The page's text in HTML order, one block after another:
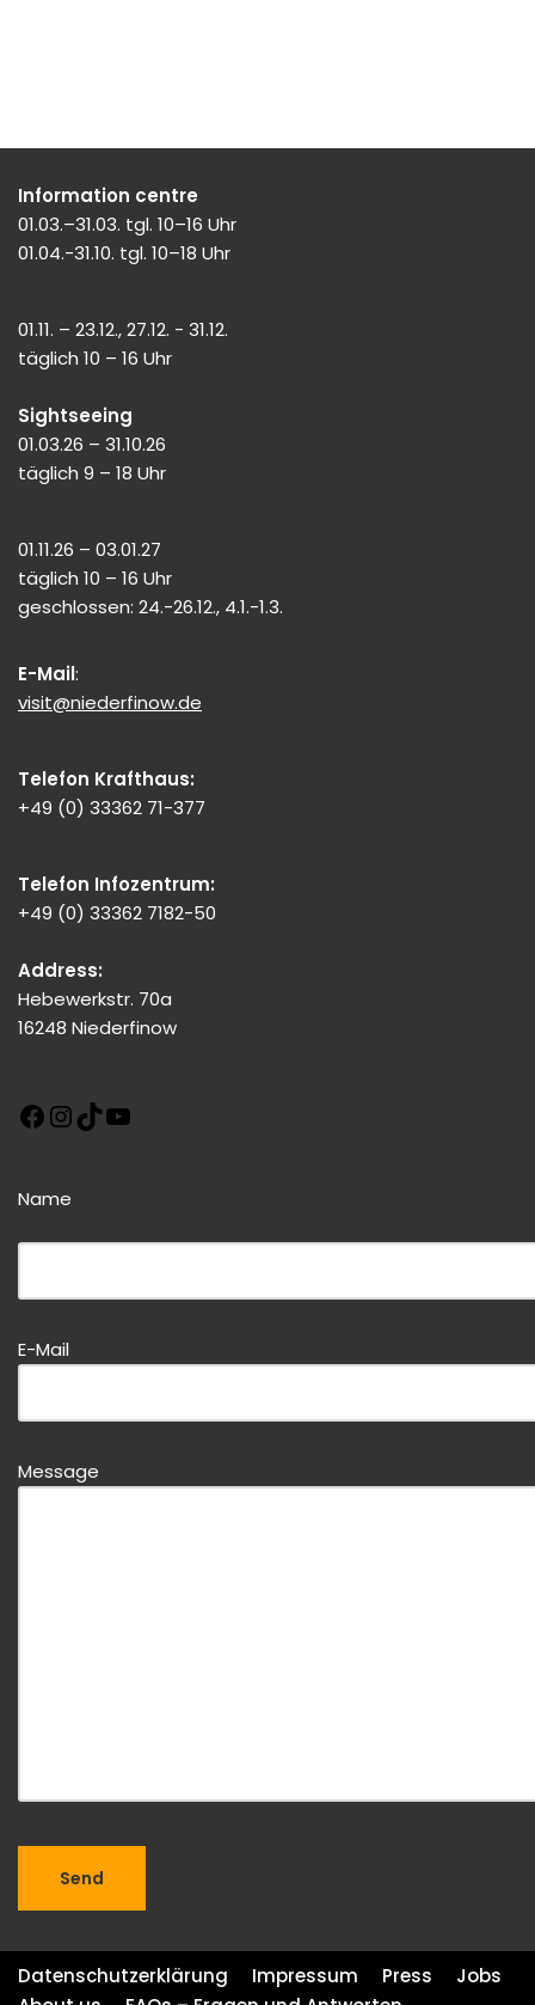
Information centre
01.03.–31.03. tgl. 10–16 Uhr
01.04.-31.10. tgl. 10–18 Uhr
01.11. – 23.12., 27.12. - 31.12.
täglich 10 – 16 Uhr
Sightseeing
01.03.26 – 31.10.26
täglich 9 – 18 Uhr
01.11.26 – 03.01.27
täglich 10 – 16 Uhr
geschlossen: 24.-26.12., 4.1.-1.3.
E-Mail:
visit@niederfinow.de
Telefon Krafthaus:
+49 (0) 33362 71-377
Telefon Infozentrum:
+49 (0) 33362 7182-50
Address:
Hebewerkstr. 70a
16248 Niederfinow
Name
Bitte dieses Feld leer lassen!
E-Mail
Message
Datenschutzerklärung Impressum Press
Jobs